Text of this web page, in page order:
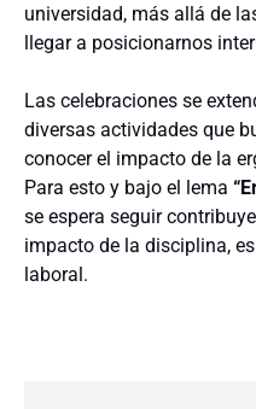
universidad, más allá de
llegar a posicionarnos
Las celebraciones se
diversas actividades que
conocer el impacto de la
Para esto y bajo el lema
se espera seguir
impacto de la disciplina,
laboral.